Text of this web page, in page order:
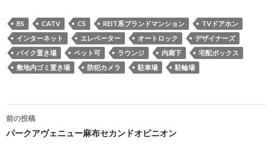
BS CATV CS REIT系ブランドマンション
TVドアホン
インターネット
エレベーター オートロック
デザイナーズ
バイク置き場
ペット可 ラウンジ 内廊下
宅配ボックス
敷地内ゴミ置き場
防犯カメラ 駐車場 駐輪場
投
稿
前の投稿
パークアヴェニュー麻布セカンドオピニオン